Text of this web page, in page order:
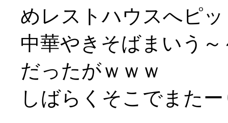
めレストハウスへピ
中華やきそばまいう
だったがｗｗｗ
しばらくそこでまた